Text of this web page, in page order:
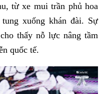
từ xe mui trần phủ hoa
xuống khán đài. Sự
thấy nỗ lực nâng tầm
quốc tế.